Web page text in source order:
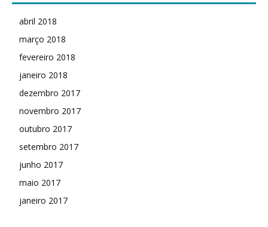
abril 2018
março 2018
fevereiro 2018
janeiro 2018
dezembro 2017
novembro 2017
outubro 2017
setembro 2017
junho 2017
maio 2017
janeiro 2017